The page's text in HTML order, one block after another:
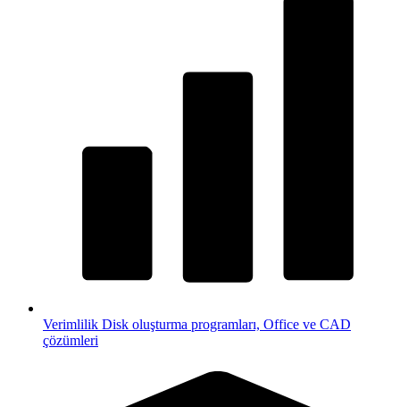
Verimlilik Disk oluşturma programları, Office ve CAD
çözümleri